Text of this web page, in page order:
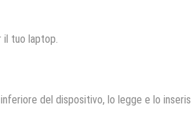
il tuo laptop.
del dispositivo, lo legge e lo